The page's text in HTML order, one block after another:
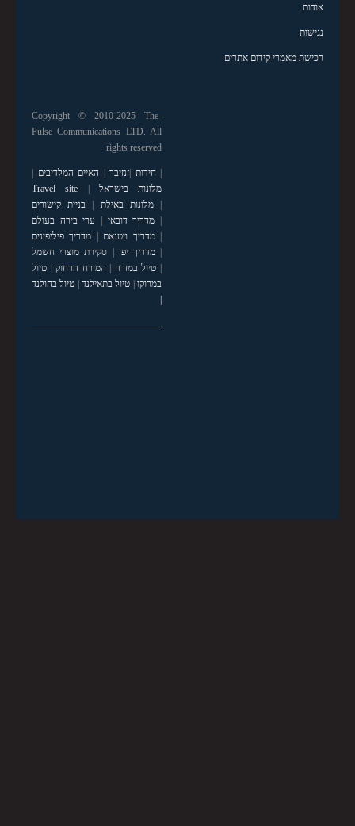
אודות
נגישות
רכישת מאמרי קידום אתרים
Copyright © 2010-2025 The-
Pulse Communications LTD. All
rights reserved
|חידות |זנזיבר | האיים המלדיבים |
מלונות בישראל |
Travel site
|מלונות באילת | בניית קישורים
| מדריך דובאי | ערי בירה בעולם
|מדריך ויטנאם | מדריך פיליפינים
|מדריך יפן | סקירת מוצרי חשמל
| טיול במזרח | המזרח הרחוק| טיול
במרוקו| טיול בתאילנד| טיול בהולנד
|